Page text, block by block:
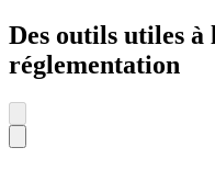
Des outils utiles
réglementation